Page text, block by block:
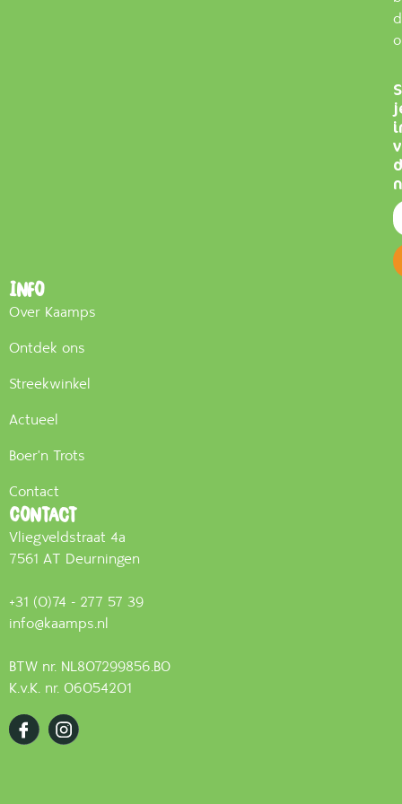
Info
Over Kaamps
Ontdek ons
Streekwinkel
Actueel
Boer'n Trots
Contact
Contact
Vliegveldstraat 4a
7561 AT Deurningen
+31 (0)74 - 277 57 39
info@kaamps.nl
BTW nr. NL807299856.B0
K.v.K. nr. 06054201